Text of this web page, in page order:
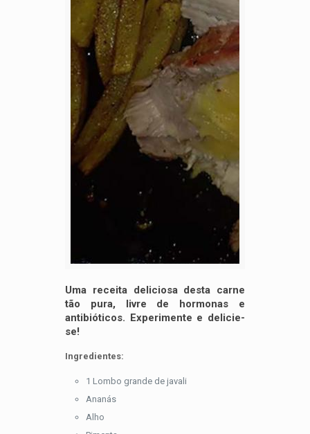
Uma receita deliciosa desta carne
tão pura, livre de hormonas e
antibióticos. Experimente e delicie-
se!
Ingredientes:
1 Lombo grande de javali
Ananás
Alho